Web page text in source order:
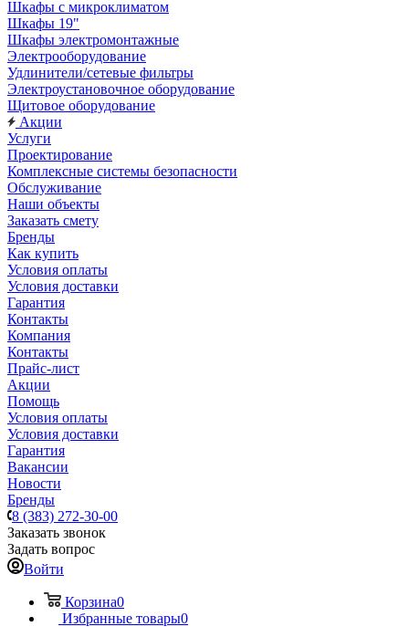
Шкафы с микроклиматом
Шкафы 19"
Шкафы электромонтажные
Электрооборудование
Удлинители/сетевые фильтры
Электроустановочное оборудование
Щитовое оборудование
Акции
Услуги
Проектирование
Комплексные системы безопасности
Обслуживание
Наши объекты
Заказать смету
Бренды
Как купить
Условия оплаты
Условия доставки
Гарантия
Контакты
Компания
Контакты
Прайс-лист
Акции
Помощь
Условия оплаты
Условия доставки
Гарантия
Вакансии
Новости
Бренды
8 (383) 272-30-00
Заказать звонок
Задать вопрос
Войти
Корзина0
Избранные товары0